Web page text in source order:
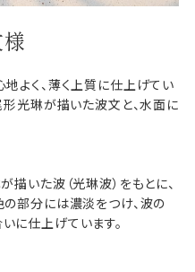
よく、薄く上質に仕上げてい
形光琳が描いた波文と、水面に
描いた波（光琳波）をもとに、
部分には濃淡をつけ、波の
に仕上げています。